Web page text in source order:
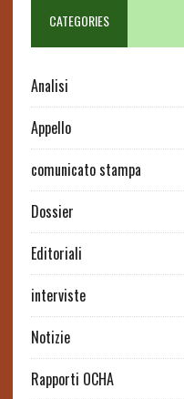
CATEGORIES
Analisi
Appello
comunicato stampa
Dossier
Editoriali
interviste
Notizie
Rapporti OCHA